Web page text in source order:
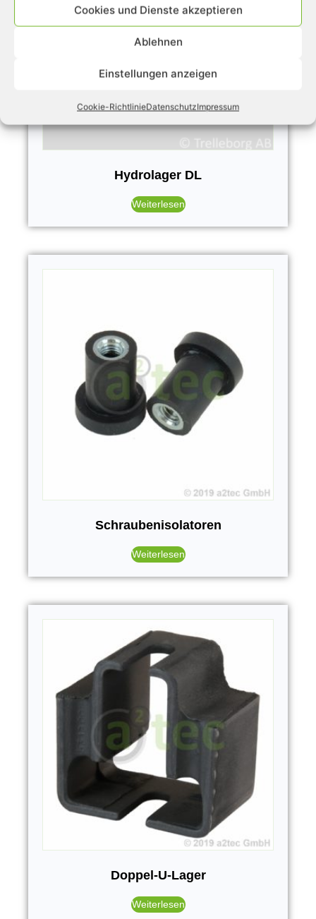
Cookies und Dienste akzeptieren
Ablehnen
Einstellungen anzeigen
Cookie-RichtlinieDatenschutzImpressum
Hydrolager DL
Weiterlesen
Schraubenisolatoren
Weiterlesen
Doppel-U-Lager
Weiterlesen